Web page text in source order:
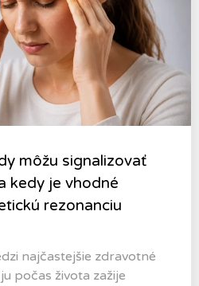
môžu signalizovať
kedy je vhodné
rezonanciu
najčastejšie zdravotné
počas života zažije